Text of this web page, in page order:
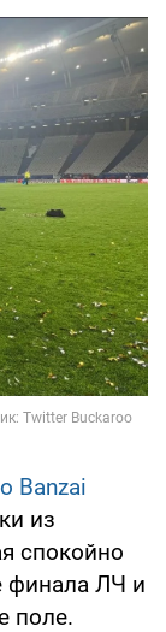
Banzai
из
спокойно
финала ЛЧ и
поле.